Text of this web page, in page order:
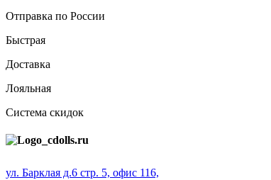
Отправка по России
Быстрая
Доставка
Лояльная
Система скидок
ул. Барклая д.6 стр. 5, офис 116,